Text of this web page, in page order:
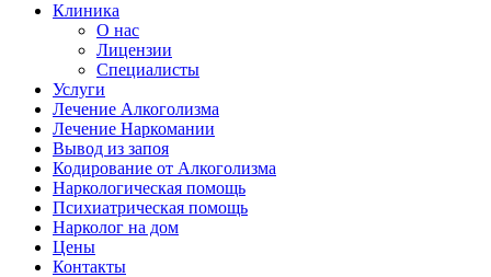
Клиника
О нас
Лицензии
Специалисты
Услуги
Лечение Алкоголизма
Лечение Наркомании
Вывод из запоя
Кодирование от Алкоголизма
Наркологическая помощь
Психиатрическая помощь
Нарколог на дом
Цены
Контакты